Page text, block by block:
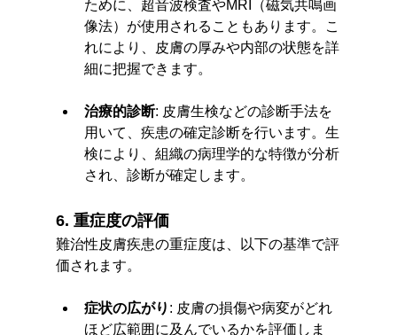
ために、超音波検査やMRI（磁気共鳴画
像法）が使用されることもあります。こ
れにより、皮膚の厚みや内部の状態を詳
細に把握できます。
治療的診断: 皮膚生検などの診断手法を
用いて、疾患の確定診断を行います。生
検により、組織の病理学的な特徴が分析
され、診断が確定します。
6. 重症度の評価
難治性皮膚疾患の重症度は、以下の基準で評
価されます。
症状の広がり : 皮膚の損傷や病変がどれ
ほど広範囲に及んでいるかを評価しま